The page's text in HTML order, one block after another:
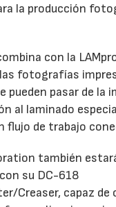
la producción
con la
fotografías
pueden pasar de la
al laminado
flujo de trabajo
también
su DC-618
Creaser, capaz de